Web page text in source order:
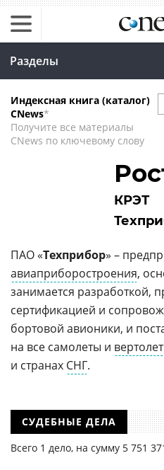
Разделы
Индексная книга (каталог)
CNews*
Получите все материалы
CNews по ключевому слову
КРЭТ
ПАО «Техприбор» –
авиаприборостроения,
занимается разработкой,
сертификацией и
бортовой авионики, и
на все самолеты и
и странах СНГ.
СУДЕБНЫЕ ДЕЛА
Всего 1 дело, на cумму 5 751